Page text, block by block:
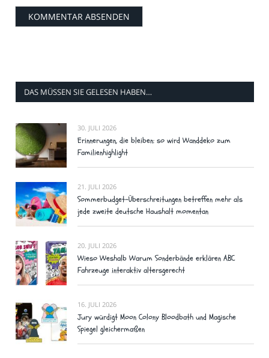
DAS MÜSSEN SIE GELESEN HABEN…
30. JULI 2026
Erinnerungen, die bleiben: so wird Wanddeko zum
Familienhighlight
21. JULI 2026
Sommerbudget-Überschreitungen betreffen mehr als
jede zweite deutsche Haushalt momentan
20. JULI 2026
Wieso Weshalb Warum Sonderbände erklären ABC
Fahrzeuge interaktiv altersgerecht
16. JULI 2026
Jury würdigt Moon Colony Bloodbath und Magische
Spiegel gleichermaßen